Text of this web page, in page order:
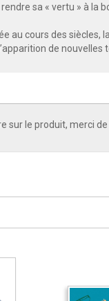
sa « vertu » à la
au cours des siècles,
de nouvelles
sur le produit, merci